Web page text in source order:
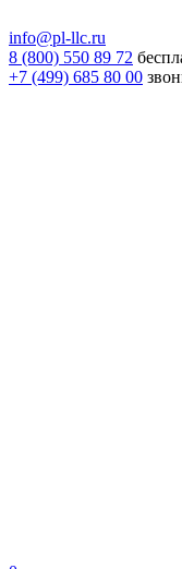
info@pl-llc.ru
8 (800) 550 89 72
+7 (499) 685 80 00